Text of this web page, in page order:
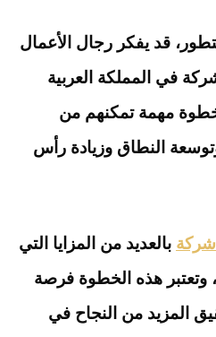
قد يفكر رجال الأعمال
في المملكة العربية
خطوة مهمة تمكنهم من
النطاق وزيادة رأس
بالعديد من المزايا التي
وتعتبر هذه الخطوة فرصة
المزيد من النجاح في